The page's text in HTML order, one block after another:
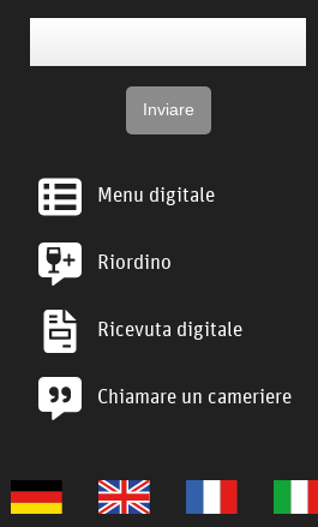
Menu digitale
Riordino
Ricevuta digitale
Chiamare un cameriere